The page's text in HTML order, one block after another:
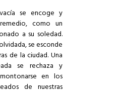
se encoge y
como un
a su soledad.
se esconde
de la ciudad. Una
se rechaza y
en los
de nuestras